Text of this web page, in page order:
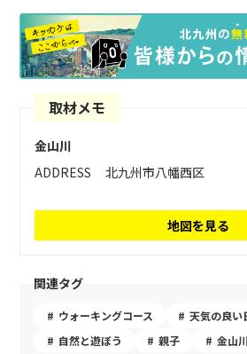
取材メモ
金山川
ADDRESS
北九州市八幡西区
地図を見る
関連タグ
ウォーキングコース
天気の良い
自然と遊ぼう
親子 金山川